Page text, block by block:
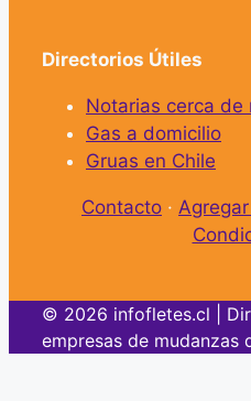
Directorios Útiles
Notarias cerca de
Gas a domicilio
Gruas en Chile
Contacto ·
© 2026 infofletes.cl |
empresas de mudanzas